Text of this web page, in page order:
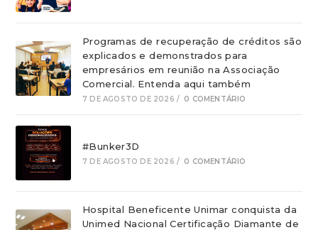
Programas de recuperação de créditos são
explicados e demonstrados para
empresários em reunião na Associação
Comercial. Entenda aqui também
7 DE AGOSTO DE 2026 / 0 COMENTÁRIO
#Bunker3D
7 DE AGOSTO DE 2026 / 0 COMENTÁRIO
Hospital Beneficente Unimar conquista da
Unimed Nacional Certificação Diamante de